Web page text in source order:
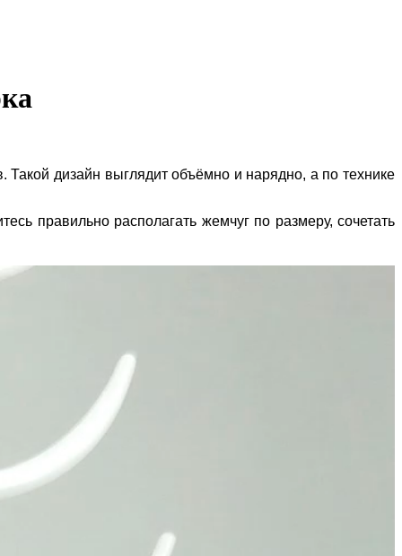
Такой дизайн выглядит объёмно и нарядно, а по технике
правильно располагать жемчуг по размеру, сочетать